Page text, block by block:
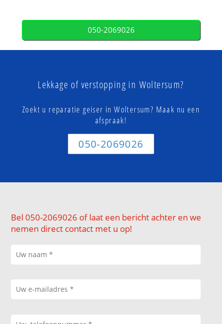
050-2069026
Lekkage of verstopping in Woltersum?
Zoekt u reparatie geiser in Woltersum? Maak nu een
afspraak!
050-2069026
Bel 050-2069026 of laat een bericht achter en we
nemen direct contact met u op!